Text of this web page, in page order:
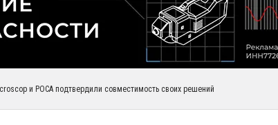
и РОСА подтвердили совместимость своих решений